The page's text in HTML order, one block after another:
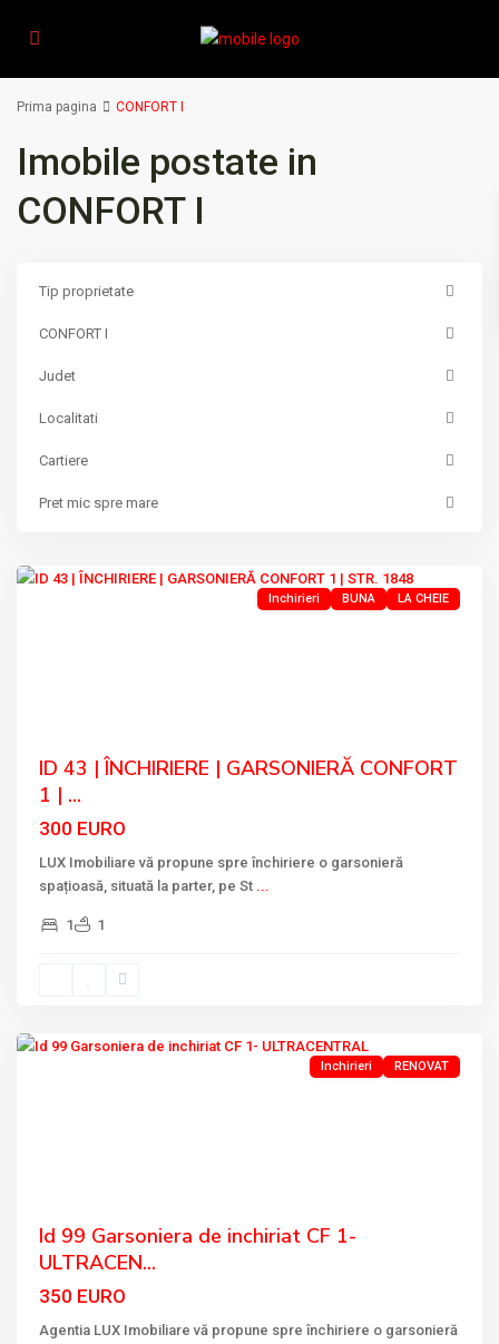
Prima pagina CONFORT I
Imobile postate in
CONFORT I
Tip proprietate
CONFORT I
Judet
Localitati
Cartiere
Pret mic spre mare
Inchirieri BUNA LA CHEIE
ID 43 | ÎNCHIRIERE | GARSONIERĂ CONFORT
1 | ...
300 EURO
LUX Imobiliare vă propune spre închiriere o garsonieră
spațioasă, situată la parter, pe St ...
1 1
ULTRACENTRAL
Inchirieri RENOVAT
Id 99 Garsoniera de inchiriat CF 1-
ULTRACEN...
350 EURO
Agentia LUX Imobiliare vă propune spre închiriere o garsonieră